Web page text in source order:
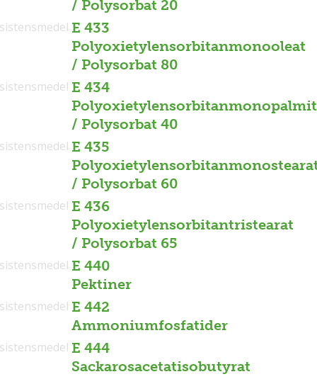
/ Polysorbat 20
E 433
Polyoxietylensorbitanmonooleat
/ Polysorbat 80
E 434
/ Polysorbat 40
E 435
/ Polysorbat 60
E 436
Polyoxietylensorbitantristearat
/ Polysorbat 65
E 440
Pektiner
E 442
Ammoniumfosfatider
E 444
Sackarosacetatisobutyrat